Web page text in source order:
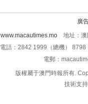
廣
www.macautimes.mo 地址：澳
電話：2842 1999（總機）
電郵：
版權屬于澳門時報所有.
技術支